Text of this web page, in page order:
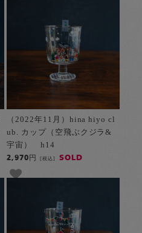
（2022年11月）hina hiyo cl
ub. カップ（空飛ぶクジラ&
宇宙） h14
2,970円 [税込] SOLD